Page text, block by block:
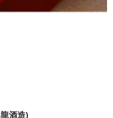
酒造)